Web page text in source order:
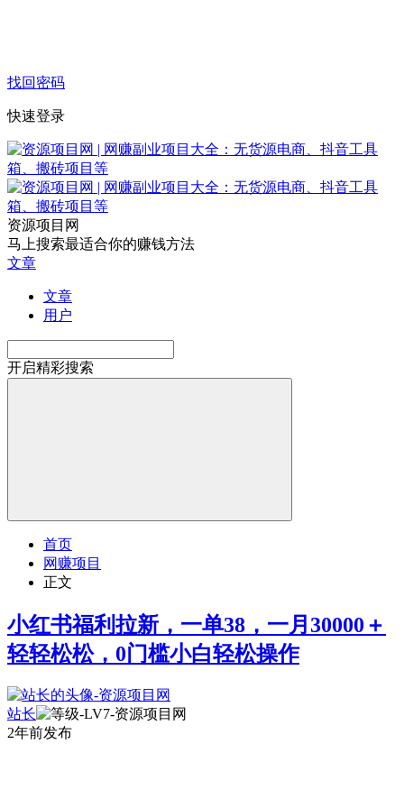
找回密码
快速登录
资源项目网
马上搜索最适合你的赚钱方法
文章
文章
用户
开启精彩搜索
首页
网赚项目
正文
小红书福利拉新，一单38，一月30000＋
轻轻松松，0门槛小白轻松操作
站长
2年前发布